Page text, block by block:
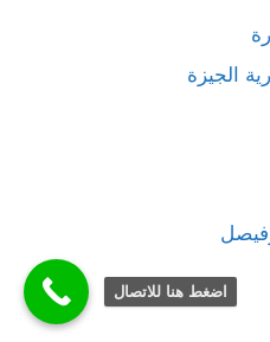
الجيزة
اضغط هنا للاتصال